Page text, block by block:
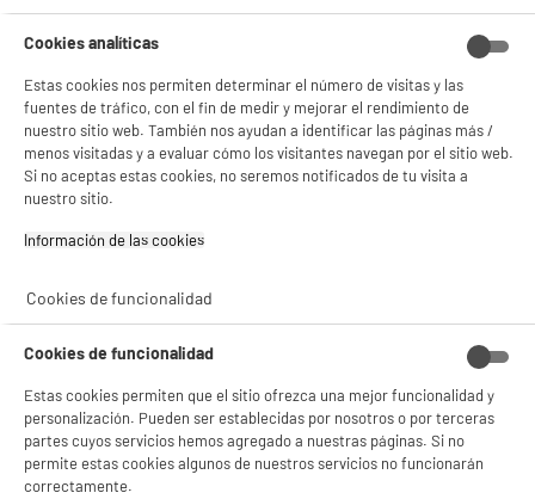
ELECTROCHOLLOS
★★★★★
★★★★★
Mando inalámbrico PS4 ONIVERSE Revolt V2 -
Negro
ELECTROCHOLLOS
DEPOT
Con el fin de mejorar tu experiencia, y tras tu consentimiento, ELECTRO DEPOT
y sus socios utilizan cookies que procesan tus datos personales para:
- ofrecer publicidad y comunicaciones personalizadas
- facilitar el intercambio de contenido en las redes sociales
- analizar el tráfico en nuestro sitio web Consulta la política de cookies.
Consulta la política de cookies..
Si aceptas, la experiencia será aún mejor. Si no acepta, se utilizarán cookies
Cookies analíticas
Estas cookies nos permiten determinar el número de visitas y las
fuentes de tráfico, con el fin de medir y mejorar el rendimiento de
nuestro sitio web. También nos ayudan a identificar las páginas más /
menos visitadas y a evaluar cómo los visitantes navegan por el sitio web.
Si no aceptas estas cookies, no seremos notificados de tu visita a
nuestro sitio.
Información de las cookies‎
Cookies de funcionalidad
Cookies de funcionalidad
Estas cookies permiten que el sitio ofrezca una mejor funcionalidad y
personalización. Pueden ser establecidas por nosotros o por terceras
partes cuyos servicios hemos agregado a nuestras páginas. Si no
permite estas cookies algunos de nuestros servicios no funcionarán
correctamente.